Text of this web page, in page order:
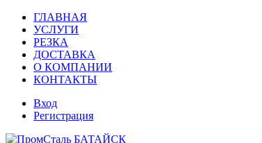
ГЛАВНАЯ
УСЛУГИ
РЕЗКА
ДОСТАВКА
О КОМПАНИИ
КОНТАКТЫ
Вход
Регистрация